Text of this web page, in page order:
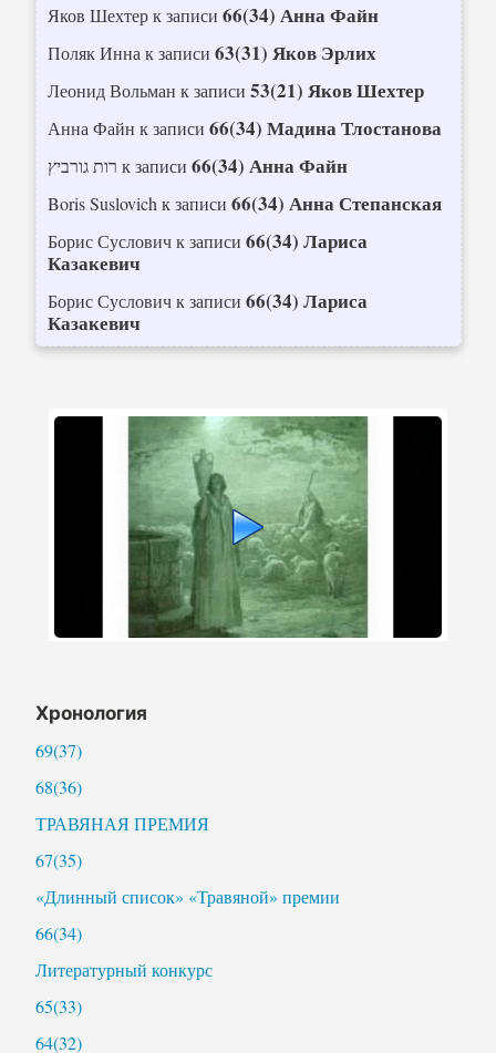
Яков Шехтерк записи 66(34) Анна Файн
Поляк Инна к записи 63(31) Яков Эрлих
Леонид Вольман к записи 53(21) Яков Шехтер
Анна Файн к записи 66(34) Мадина Тлостанова
רות גורביץ к записи 66(34) Анна Файн
Boris Suslovich к записи 66(34) Анна Степанская
Борис Сусловичк записи 66(34) Лариса
Казакевич
Борис Сусловичк записи 66(34) Лариса
Казакевич
Хронология
69(37)
68(36)
ТРАВЯНАЯ ПРЕМИЯ
67(35)
«Длинный список» «Травяной» премии
66(34)
Литературный конкурс
65(33)
64(32)